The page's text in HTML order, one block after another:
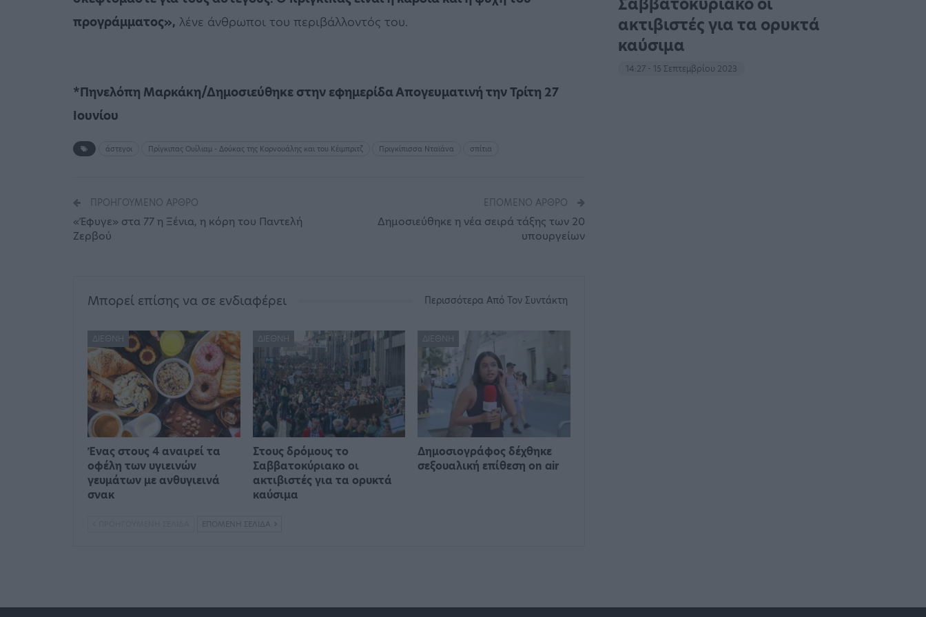
προγράμματος», λένε άνθρωποι του περιβάλλοντός του.
*Πηνελόπη Μαρκάκη/Δημοσιεύθηκε στην εφημερίδα Απογευματινή την Τρίτη 27
Ιουνίου
άστεγοι Πρίγκιπας Ουίλιαμ - Δούκας της Κορνουάλης και του Κέιμπριτζ Πριγκίπισσα Νταϊάνα σπίτια
ΠΡΟΗΓΟΎΜΕΝΟ ΆΡΘΡΟ
«Έφυγε» στα 77 η Ξένια, η κόρη του Παντελή
Ζερβού
ΕΠΌΜΕΝΟ ΆΡΘΡΟ
Δημοσιεύθηκε η νέα σειρά τάξης των 20
υπουργείων
Μπορεί επίσης να σε ενδιαφέρει Περισσότερα Από Τον Συντάκτη
ΔΙΕΘΝΉ
Ένας στους 4 αναιρεί τα
οφέλη των υγιεινών
γευμάτων με ανθυγιεινά
σνακ
ΔΙΕΘΝΉ
Στους δρόμους το
Σαββατοκύριακο οι
ακτιβιστές για τα ορυκτά
καύσιμα
ΔΙΕΘΝΉ
Δημοσιογράφος δέχθηκε
σεξουαλική επίθεση on air
ΕΠΌΜΕΝΗ ΣΕΛΊΔΑ
Σαββατοκύριακο οι
ακτιβιστές για τα ορυκτά
καύσιμα
14:27 - 15 Σεπτεμβρίου 2023